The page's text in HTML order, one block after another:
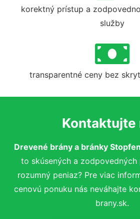
korektný prístup a
služby
transparentné ceny bez
Kontaktujte
Drevené brány a bránky
to skúsených a
rozumný peniaz? Pre viac
cenovú ponuku nás neváhajte
brany.sk.